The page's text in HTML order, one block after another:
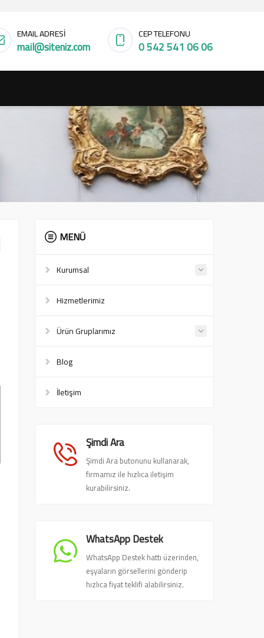
EMAIL ADRESİ
mail@siteniz.com
CEP TELEFONU
0 542 541 06 06
MENÜ
Kurumsal
Hizmetlerimiz
Ürün Gruplarımız
Blog
İletişim
Şimdi Ara
Şimdi Ara butonunu kullanarak,
firmamız ile hızlıca iletişim
kurabilirsiniz.
WhatsApp Destek
WhatsApp Destek hattı üzerinden,
eşyaların görsellerini gönderip
hızlıca fiyat teklifi alabilirsiniz.